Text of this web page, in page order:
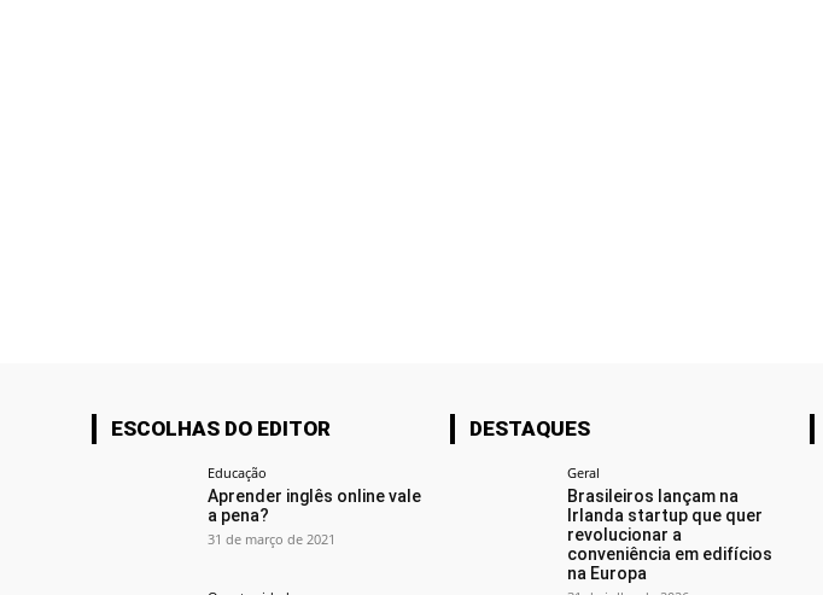
ESCOLHAS DO EDITOR
Educação
Aprender inglês online vale
a pena?
31 de março de 2021
DESTAQUES
Geral
Brasileiros lançam na
Irlanda startup que quer
revolucionar a
conveniência em edifícios
na Europa